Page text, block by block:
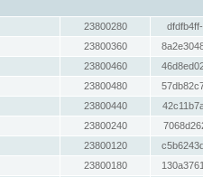
23800280
23800360
23800460
23800480
23800440
23800240
23800120
23800180